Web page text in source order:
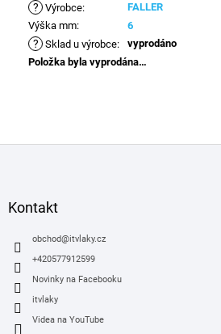
? Výrobce:
FALLER
Výška mm: 6
? Sklad u výrobce:
vyprodáno
Položka byla vyprodána…
Kontakt
obchod@itvlaky.cz
+420577912599
Novinky na Facebooku
itvlaky
Videa na YouTube